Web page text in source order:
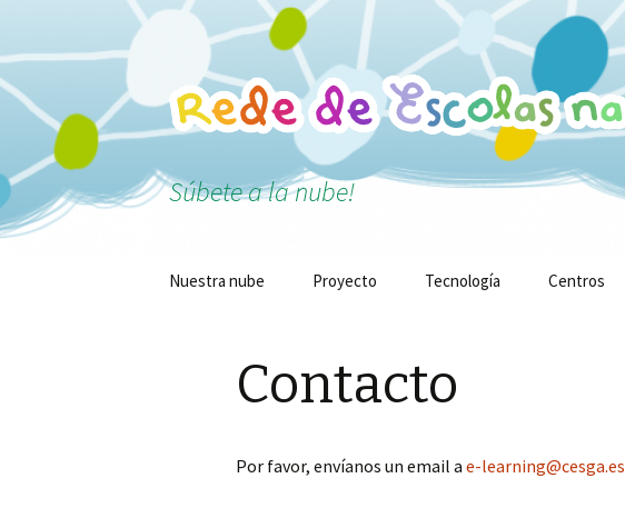
Súbete a la nube!
Nuestra nube Proyecto Tecnología Centros
Contacto
Por favor, envíanos un email a e-learning@cesga.es